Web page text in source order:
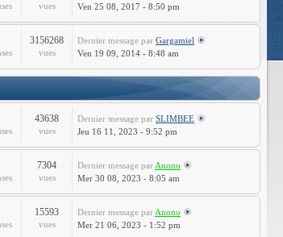
vues
Ven 25 08, 2017 - 8:50 pm
3156268
vues
Dernier message par Gargamiel
Ven 19 09, 2014 - 8:48 am
43638
vues
Dernier message par SLIMBEE
Jeu 16 11, 2023 - 9:52 pm
7304
vues
Dernier message par Anono
Mer 30 08, 2023 - 8:05 am
15593
vues
Dernier message par Anono
Mer 21 06, 2023 - 1:52 pm